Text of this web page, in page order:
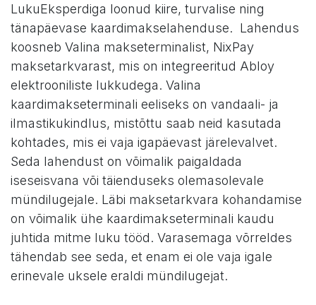
LukuEksperdiga loonud kiire, turvalise ning
tänapäevase kaardimakselahenduse. Lahendus
koosneb Valina makseterminalist, NixPay
maksetarkvarast, mis on integreeritud Abloy
elektrooniliste lukkudega. Valina
kaardimakseterminali eeliseks on vandaali- ja
ilmastikukindlus, mistõttu saab neid kasutada
kohtades, mis ei vaja igapäevast järelevalvet.
Seda lahendust on võimalik paigaldada
iseseisvana või täienduseks olemasolevale
mündilugejale. Läbi maksetarkvara kohandamise
on võimalik ühe kaardimakseterminali kaudu
juhtida mitme luku tööd. Varasemaga võrreldes
tähendab see seda, et enam ei ole vaja igale
erinevale uksele eraldi mündilugejat.